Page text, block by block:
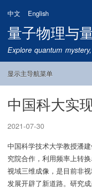
中文 English
量子物理与
Explore quantum
Main
显示主导航菜单
首页
研究方向
量子卫星
团队成员
新闻动态
研究进展
学术报告
论文发表
公告通知
招生信息
相关链接
中国科大实
2021-07-30
中国科学技术大学教授潘
究院合作，利用频率上转
视域三维成像，是目前非
发展开辟了新道路。研究